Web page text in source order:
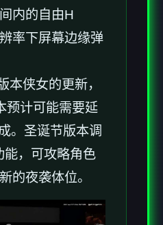
内的自由H
率下屏幕边缘弹
本侠女的更新，
预计可能需要延
。圣诞节版本调
能，可攻略角色
的夜袭体位。